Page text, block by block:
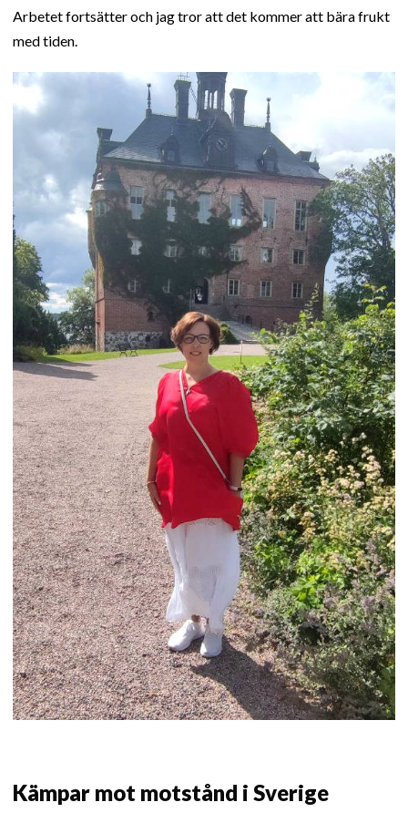
Arbetet fortsätter och jag tror att det kommer att bära frukt
med tiden.
Kämpar mot motstånd i Sverige